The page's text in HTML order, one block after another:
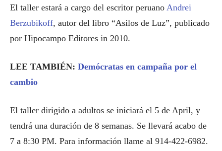
El taller estará a cargo del escritor peruano Andrei
Berzubikoff, autor del libro “Asilos de Luz”, publicado
por Hipocampo Editores in 2010.
LEE TAMBIÉN: Demócratas en campaña por el
cambio
El taller dirigido a adultos se iniciará el 5 de April, y
tendrá una duración de 8 semanas. Se llevará acabo de
7 a 8:30 PM. Para información llame al 914-422-6982.